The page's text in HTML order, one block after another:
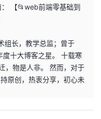
【📂web前端零基础到
组长，教学总监；曾于
十大博客之星。 十载寒
，物是人非。 然而，对于
原创，热衷分享，初心未